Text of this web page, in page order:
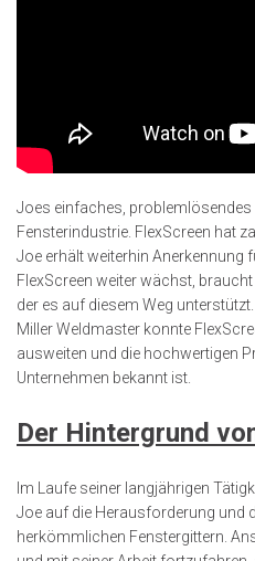
Joes einfaches, problemlösendes
Fensterindustrie. FlexScreen hat
Joe erhält weiterhin Anerkennung
FlexScreen weiter wächst,
der es auf diesem Weg
Miller Weldmaster konnte
ausweiten und die hochwertigen
Unternehmen bekannt ist.
Der Hintergrund
Im Laufe seiner langjährigen
Joe auf die Herausforderung und
herkömmlichen Fenstergittern.